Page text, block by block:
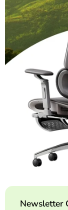
Newsletter